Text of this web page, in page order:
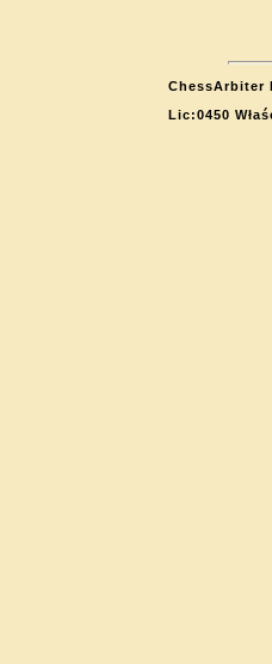
ChessArbiter
Lic:0450